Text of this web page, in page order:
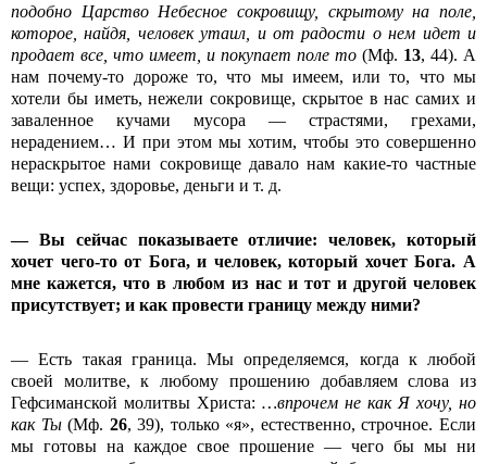
подобно Царство Небесное сокровищу, скрытому на поле,
которое, найдя, человек утаил, и от радости о нем идет и
продает все, что имеет, и покупает поле то (Мф. 13, 44). А
нам почему-то дороже то, что мы имеем, или то, что мы
хотели бы иметь, нежели сокровище, скрытое в нас самих и
заваленное кучами мусора — страстями, грехами,
нерадением… И при этом мы хотим, чтобы это совершенно
нераскрытое нами сокровище давало нам какие-то частные
вещи: успех, здоровье, деньги и т. д.
— Вы сейчас показываете отличие: человек, который
хочет чего-то от Бога, и человек, который хочет Бога. А
мне кажется, что в любом из нас и тот и другой человек
присутствует; и как провести границу между ними?
— Есть такая граница. Мы определяемся, когда к любой
своей молитве, к любому прошению добавляем слова из
Гефсиманской молитвы Христа: …впрочем не как Я хочу, но
как Ты(Мф. 26, 39), только «я», естественно, строчное. Если
мы готовы на каждое свое прошение — чего бы мы ни